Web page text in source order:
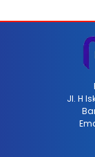
Jl. H